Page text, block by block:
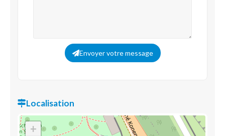
Envoyer votre message
Localisation
+